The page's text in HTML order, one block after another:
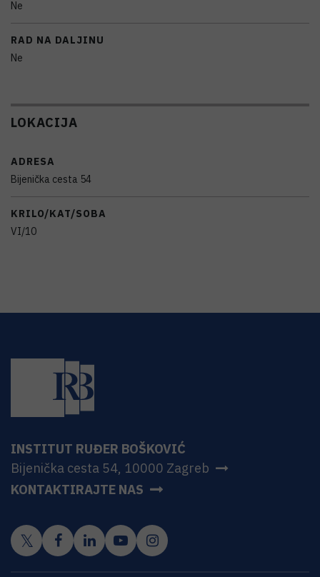
Ne
RAD NA DALJINU
Ne
LOKACIJA
ADRESA
Bijenička cesta 54
KRILO/KAT/SOBA
VI/10
INSTITUT RUĐER BOŠKOVIĆ
Bijenička cesta 54, 10000 Zagreb
KONTAKTIRAJTE NAS